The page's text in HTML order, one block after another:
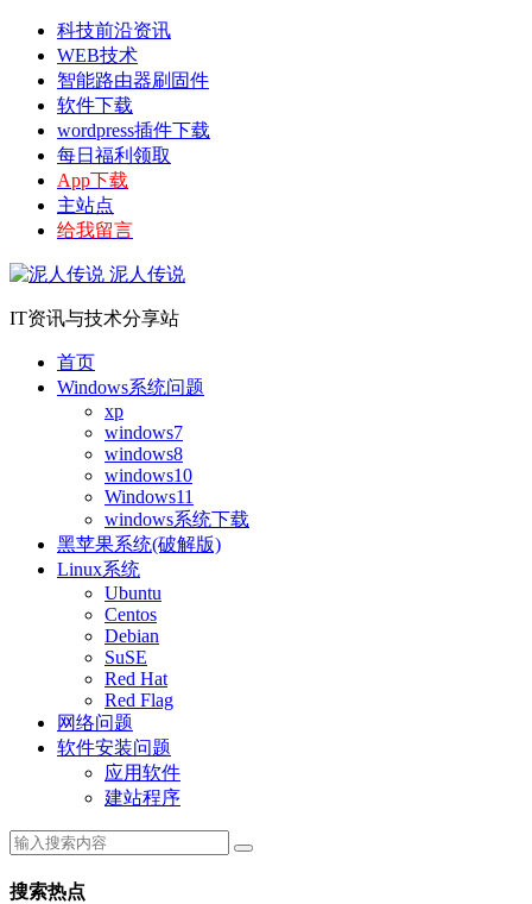
科技前沿资讯
WEB技术
智能路由器刷固件
软件下载
wordpress插件下载
每日福利领取
App下载
主站点
给我留言
泥人传说
IT资讯与技术分享站
首页
Windows系统问题
xp
windows7
windows8
windows10
Windows11
windows系统下载
黑苹果系统(破解版)
Linux系统
Ubuntu
Centos
Debian
SuSE
Red Hat
Red Flag
网络问题
软件安装问题
应用软件
建站程序
搜索热点